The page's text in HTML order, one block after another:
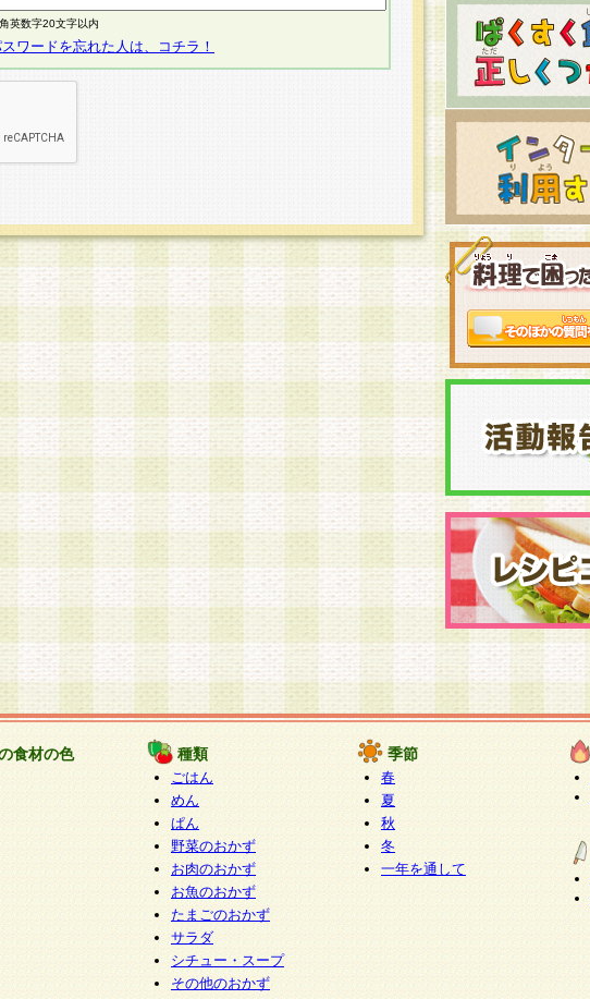
英数字20文字以内
ワードを忘れた人は、コチラ！
食材の色 種類
ごはん
めん
ぱん
野菜のおかず
お肉のおかず
お魚のおかず
たまごのおかず
サラダ
シチュー・スープ
その他のおかず
季節
春
夏
秋
冬
一年を通して